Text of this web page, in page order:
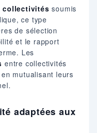
collectivités soumis
ce type
de sélection
et le rapport
Les
entre collectivités
mutualisant leurs
adaptées aux